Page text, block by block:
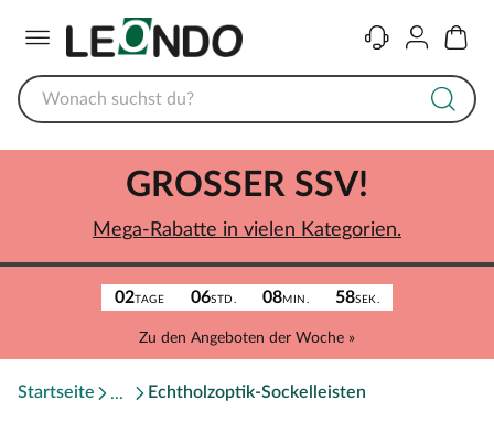
KontaktKonto
02TAGE 06STD. 08MIN. 58SEK.
Zu den Angeboten der Woche »
GROSSER SSV!
Mega-Rabatte in vielen Kategorien.
Startseite Echtholzoptik-Sockelleisten